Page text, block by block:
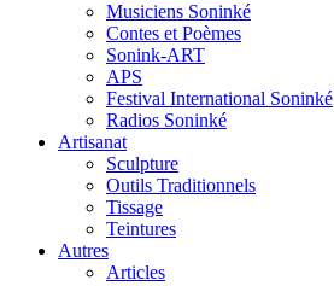
Musiciens Soninké
Contes et Poèmes
Sonink-ART
APS
Festival International Soninké
Radios Soninké
Artisanat
Sculpture
Outils Traditionnels
Tissage
Teintures
Autres
Articles